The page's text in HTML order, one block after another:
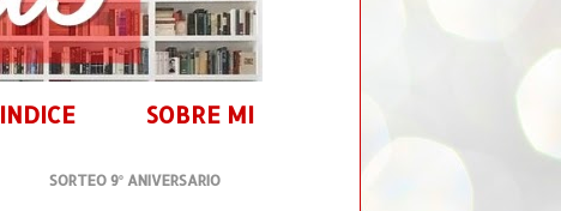
INDICE SOBRE MI
SORTEO 9º ANIVERSARIO